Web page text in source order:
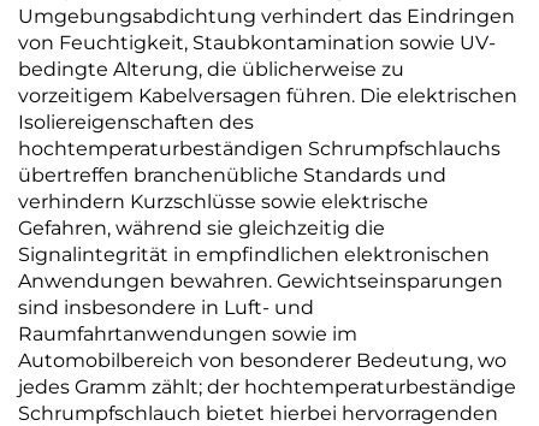
Umgebungsabdichtung verhindert das Eindringen
von Feuchtigkeit, Staubkontamination sowie UV-
bedingte Alterung, die üblicherweise zu
vorzeitigem Kabelversagen führen. Die elektrischen
Isoliereigenschaften des
hochtemperaturbeständigen Schrumpfschlauchs
übertreffen branchenübliche Standards und
verhindern Kurzschlüsse sowie elektrische
Gefahren, während sie gleichzeitig die
Signalintegrität in empfindlichen elektronischen
Anwendungen bewahren. Gewichtseinsparungen
sind insbesondere in Luft- und
Raumfahrtanwendungen sowie im
Automobilbereich von besonderer Bedeutung, wo
jedes Gramm zählt; der hochtemperaturbeständige
Schrumpfschlauch bietet hierbei hervorragenden